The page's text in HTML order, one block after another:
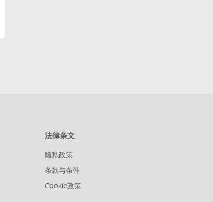
法律条文
隐私政策
条款与条件
Cookie政策